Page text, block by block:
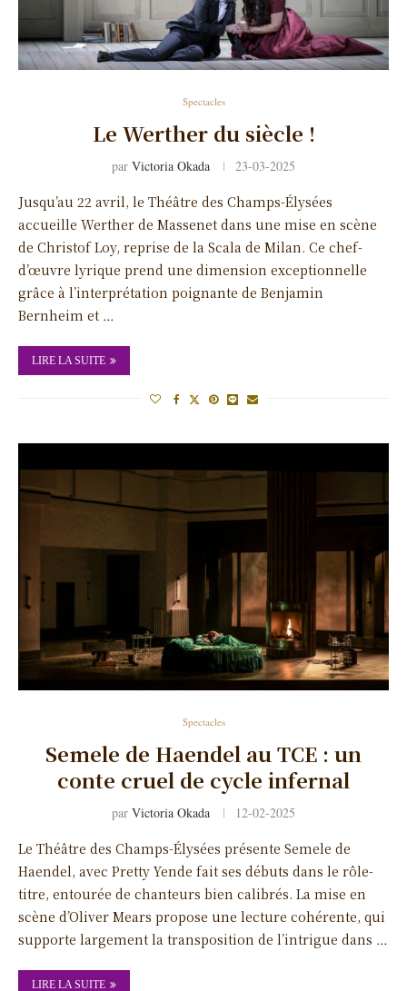
Spectacles
Le Werther du siècle !
par Victoria Okada 23-03-2025
Jusqu’au 22 avril, le Théâtre des Champs-Élysées
accueille Werther de Massenet dans une mise en scène
de Christof Loy, reprise de la Scala de Milan. Ce chef-
d’œuvre lyrique prend une dimension exceptionnelle
grâce à l’interprétation poignante de Benjamin
Bernheim et …
LIRE LA SUITE
Spectacles
Semele de Haendel au TCE : un
conte cruel de cycle infernal
par Victoria Okada 12-02-2025
Le Théâtre des Champs-Élysées présente Semele de
Haendel, avec Pretty Yende fait ses débuts dans le rôle-
titre, entourée de chanteurs bien calibrés. La mise en
scène d’Oliver Mears propose une lecture cohérente, qui
supporte largement la transposition de l’intrigue dans …
LIRE LA SUITE